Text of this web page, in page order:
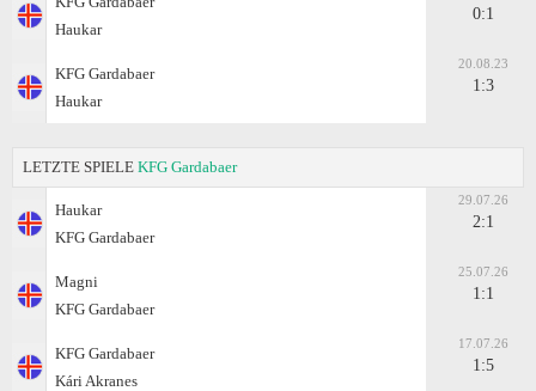
Haukar
0:1
KFG Gardabaer
Haukar
20.08.23
1:3
LETZTE SPIELE KFG Gardabaer
Haukar
KFG Gardabaer
29.07.26
2:1
Magni
KFG Gardabaer
25.07.26
1:1
KFG Gardabaer
Kári Akranes
17.07.26
1:5